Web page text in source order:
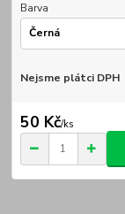
Barva
Nejsme plátci DPH
50 Kč/ks